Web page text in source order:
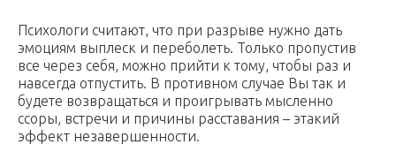
Психологи считают, что при разрыве нужно дать
эмоциям выплеск и переболеть. Только пропустив
все через себя, можно прийти к тому, чтобы раз и
навсегда отпустить. В противном случае Вы так и
будете возвращаться и проигрывать мысленно
ссоры, встречи и причины расставания – этакий
эффект незавершенности.